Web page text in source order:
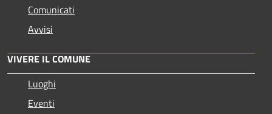
Comunicati
Avvisi
VIVERE IL COMUNE
Luoghi
Eventi